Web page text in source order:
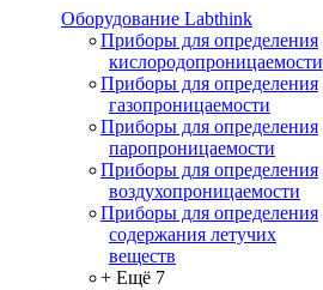
Оборудование Labthink
Приборы для определения
кислородопроницаемости
Приборы для определения
газопроницаемости
Приборы для определения
паропроницаемости
Приборы для определения
воздухопроницаемости
Приборы для определения
содержания летучих
веществ
+ Ещё 7